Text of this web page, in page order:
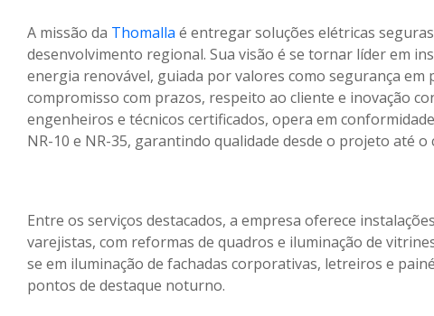
A missão da Thomalla é entregar soluções elétricas
desenvolvimento regional. Sua visão é se tornar líder em
energia renovável, guiada por valores como segurança
compromisso com prazos, respeito ao cliente e inovação
engenheiros e técnicos certificados, opera em
NR-10 e NR-35, garantindo qualidade desde o projeto até
Entre os serviços destacados, a empresa oferece
varejistas, com reformas de quadros e iluminação de
se em iluminação de fachadas corporativas, letreiros e
pontos de destaque noturno.